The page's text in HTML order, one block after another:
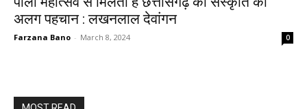
अलग पहचान : लखनलाल देवांगन
Farzana Bano - March 8, 2024 0